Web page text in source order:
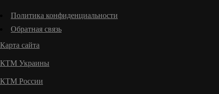
Политика конфиденциальности
Обратная связь
Карта сайта
КТМ Украины
КТМ России